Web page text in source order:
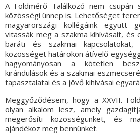
A Földmérő Találkozó nem csupán
közösségi ünnep is. Lehetőséget
magyarországi kollégáink együtt
vitassák meg a szakma kihívásait, és
baráti és szakmai
közösséget határokon átívelő
hagyományosan a kötetlen
kirándulások és a szakmai
tapasztalatai és a jövő kihívásai
Meggyőződésem, hogy a XXVII.
olyan alkalom lesz, amely
megerősíti közösségünket, és
ajándékoz meg bennünket.